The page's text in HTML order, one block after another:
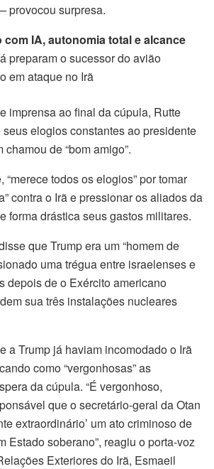
provocou surpresa.
IA, autonomia total e alcance
preparam o sucessor do avião
em ataque no Irã
imprensa ao final da cúpula, Rutte
elogios constantes ao presidente
de “bom amigo”.
“merece todos os elogios” por tomar
contra o Irã e pressionar os aliados da
forma drástica seus gastos militares.
que Trump era um “homem de
uma trégua entre israelenses e
depois de o Exército americano
sua três instalações nucleares
a Trump já haviam incomodado o Irã
como “vergonhosas” as
da cúpula. “É vergonhoso,
que o secretário-geral da Otan
extraordinário’ um ato criminoso de
Estado soberano”, reagiu o porta-voz
Exteriores do Irã, Esmaeil